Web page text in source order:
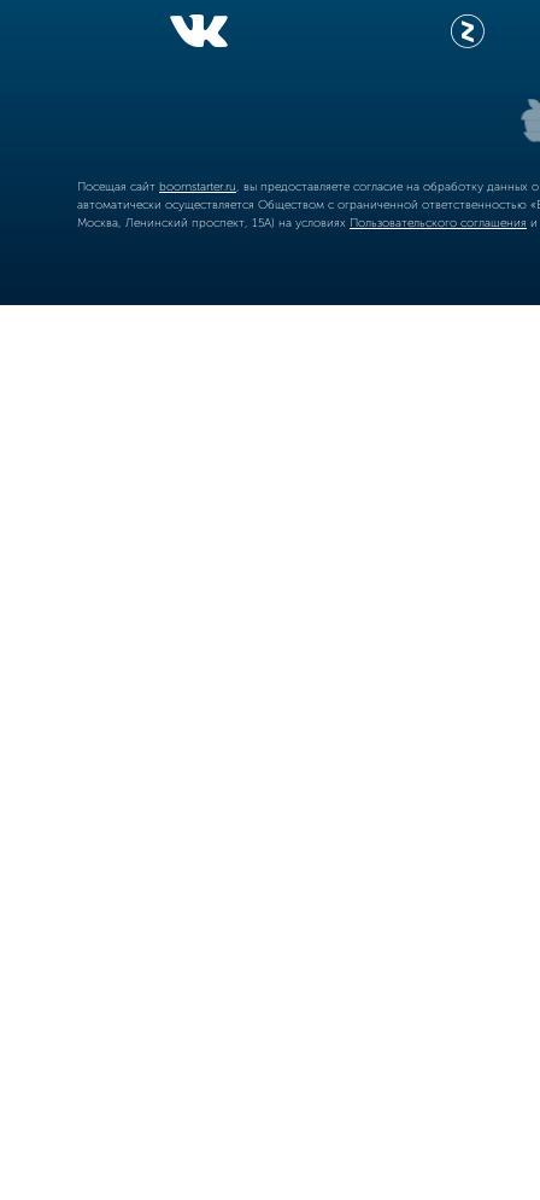
Посещая сайт boomstarter.ru , вы предоставляете согласие на обработку
автоматически осуществляется Обществом с ограниченной
Москва, Ленинский проспект, 15А) на условиях Пользовательского соглашения и